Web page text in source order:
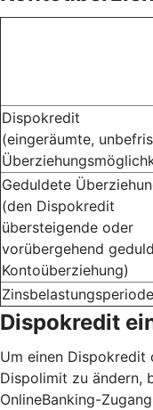
Dispokredit
(eingeräumte,
Geduldete
(den Dispokredit
übersteigende oder
vorübergehend
Kontoüberziehung)
Zinsbelastungsperiode
Dispokredit
Um einen Dispokredit
Dispolimit zu ändern,
OnlineBanking-